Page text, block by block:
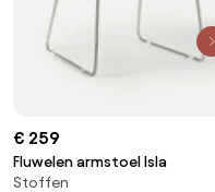
€ 259
Fluwelen armstoel Isla
Stoffen